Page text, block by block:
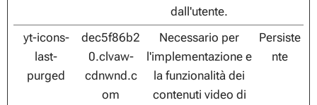
dall'utente.
yt-icons-
last-
purged
dec5f86b2
0.clvaw-
cdnwnd.c
om
Necessario per
l'implementazione e
la funzionalità dei
contenuti video di
Persiste
nte